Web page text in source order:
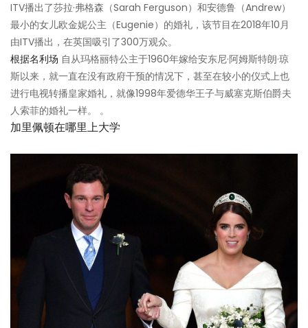
ITV播出了莎拉·弗格森（Sarah Ferguson）和安德鲁（Andrew）
最小的女儿欧金妮公主（Eugenie）的婚礼，该节目在2018年10月
由ITV播出，在英国吸引了300万观众。
根据名利场 自从玛格丽特公主于1960年嫁给安东尼·阿姆斯特朗·琼
斯以来，就一直在没有政府干预的情况下，甚至在较小的仪式上也
进行电视转播皇家婚礼，就像1998年爱德华王子与威塞克斯伯爵夫
人索菲的婚礼一样。 。
加里佩顿在哪里上大学